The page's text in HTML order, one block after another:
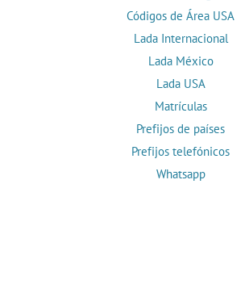
Códigos de Área USA
Lada Internacional
Lada México
Lada USA
Matrículas
Prefijos de países
Prefijos telefónicos
Whatsapp